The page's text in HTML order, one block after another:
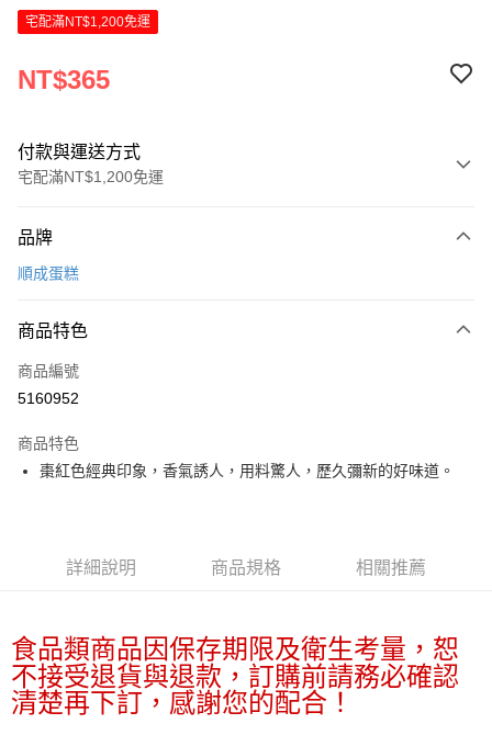
宅配滿NT$1,200免運
NT$365
付款與運送方式
宅配滿NT$1,200免運
信用卡一次付款
Apple Pay
街口支付
Google Pay
相關說明
流程，驗證手機門號後，選擇欲分期的期數、繳款截止日，確認付款後即完
成交易。
3.實際核准額度、可分期數及費用金額請依後續交易確認頁面所載為準。
4.訂單成立30分鐘內，如未前往確認交易或遇審核未通過，訂單將自動取
【關於「AFTEE先享後付」】
AFTEE先享後付是「在收到商品之後才付款」的支付方式。 讓您購物簡單
便利好安心！
１．簡單：不需註冊會員、不需綁卡、不需儲值。
ATM付款
品牌
順成蛋糕
商品特色
商品編號
5160952
商品特色
棗紅色經典印象，香氣誘人，用料驚人，歷久彌新的好味道。
詳細說明 商品規格 相關推薦
食品類商品因保存期限及衛生考量，恕
不接受退貨與退款，訂購前請務必確認
清楚再下訂，感謝您的配合！